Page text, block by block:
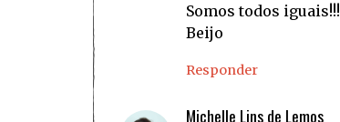
Somos todos iguais!!!
Beijo
Responder
Michelle Lins de Lemos